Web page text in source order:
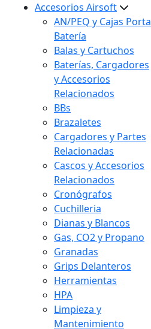
Accesorios Airsoft
AN/PEQ y Cajas Porta
Batería
Balas y Cartuchos
Baterías, Cargadores
y Accesorios
Relacionados
BBs
Brazaletes
Cargadores y Partes
Relacionadas
Cascos y Accesorios
Relacionados
Cronógrafos
Cuchilleria
Dianas y Blancos
Gas, CO2 y Propano
Granadas
Grips Delanteros
Herramientas
HPA
Limpieza y
Mantenimiento